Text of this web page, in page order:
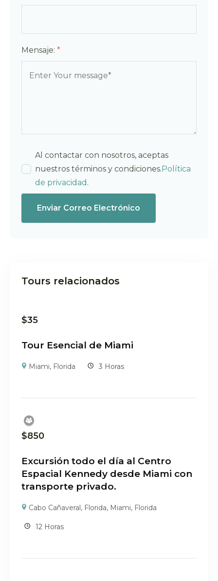
Mensaje: *
Al contactar con nosotros, aceptas
nuestros términos y condiciones.Política
de privacidad .
Enviar Correo Electrónico
Tours relacionados
$35
Tour Esencial de Miami
Miami, Florida 3 Horas
$850
Excursión todo el día al Centro
Espacial Kennedy desde Miami con
transporte privado.
Cabo Cañaveral, Florida, Miami, Florida
12 Horas